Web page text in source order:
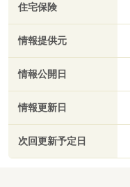
住宅保険
情報提供元
情報公開日
情報更新日
次回更新予定日